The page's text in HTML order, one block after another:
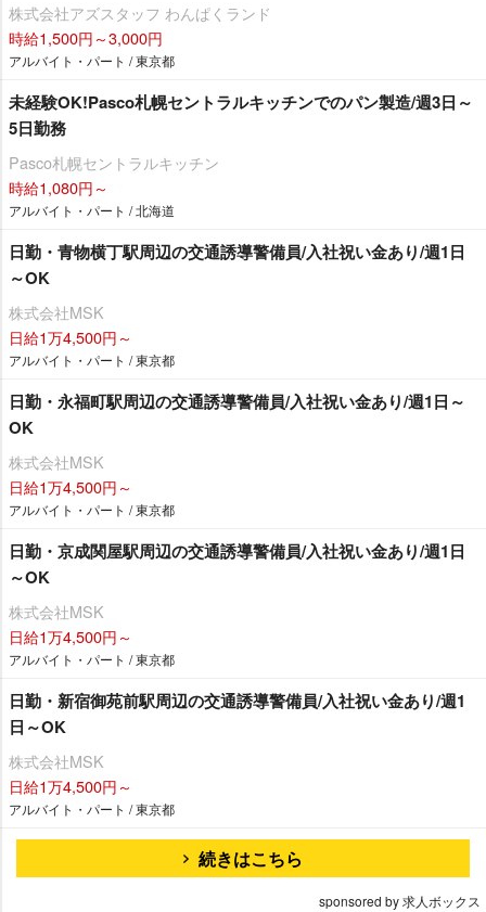
株式会社アズスタッフ わんぱくランド
時給1,500円～3,000円
アルバイト・パート / 東京都
未経験OK!Pasco札幌セントラルキッチンでのパン製造/週3日～
5日勤務
Pasco札幌セントラルキッチン
時給1,080円～
アルバイト・パート / 北海道
日勤・青物横丁駅周辺の交通誘導警備員/入社祝い金あり/週1日
～OK
株式会社MSK
日給1万4,500円～
アルバイト・パート / 東京都
日勤・永福町駅周辺の交通誘導警備員/入社祝い金あり/週1日～
OK
株式会社MSK
日給1万4,500円～
アルバイト・パート / 東京都
日勤・京成関屋駅周辺の交通誘導警備員/入社祝い金あり/週1日
～OK
株式会社MSK
日給1万4,500円～
アルバイト・パート / 東京都
日勤・新宿御苑前駅周辺の交通誘導警備員/入社祝い金あり/週1
日～OK
株式会社MSK
日給1万4,500円～
アルバイト・パート / 東京都
続きはこちら
sponsored by 求人ボックス